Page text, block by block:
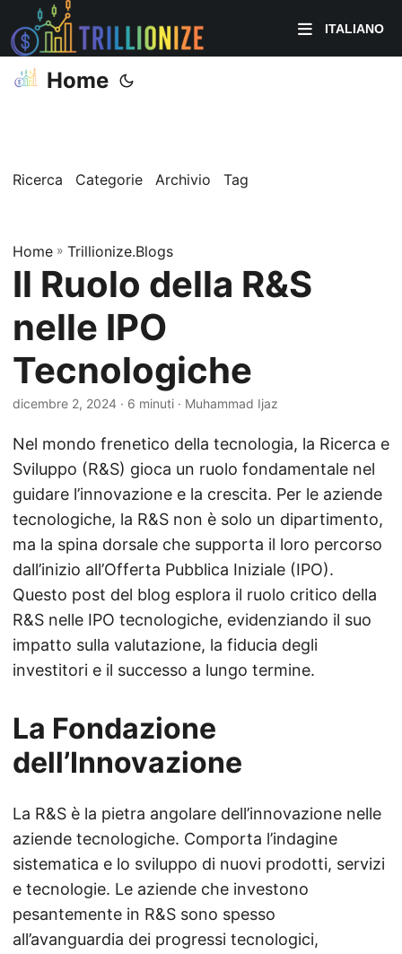
ITALIANO
Home
Ricerca Categorie Archivio Tag
Home » Trillionize.Blogs
Il Ruolo della R&S
nelle IPO
Tecnologiche
dicembre 2, 2024 · 6 minuti · Muhammad Ijaz
Nel mondo frenetico della tecnologia, la Ricerca e
Sviluppo (R&S) gioca un ruolo fondamentale nel
guidare l’innovazione e la crescita. Per le aziende
tecnologiche, la R&S non è solo un dipartimento,
ma la spina dorsale che supporta il loro percorso
dall’inizio all’Offerta Pubblica Iniziale (IPO).
Questo post del blog esplora il ruolo critico della
R&S nelle IPO tecnologiche, evidenziando il suo
impatto sulla valutazione, la fiducia degli
investitori e il successo a lungo termine.
La Fondazione
dell’Innovazione
La R&S è la pietra angolare dell’innovazione nelle
aziende tecnologiche. Comporta l’indagine
sistematica e lo sviluppo di nuovi prodotti, servizi
e tecnologie. Le aziende che investono
pesantemente in R&S sono spesso
all’avanguardia dei progressi tecnologici,